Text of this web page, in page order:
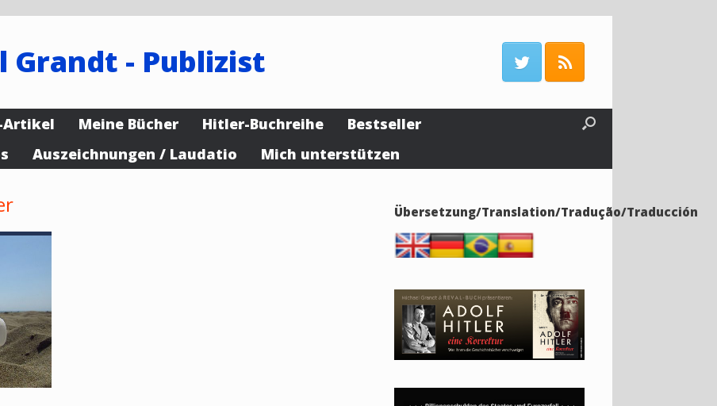
Grandt - Publizist
Artikel Meine Bücher Hitler-Buchreihe
Bestseller
Auszeichnungen / Laudatio Mich unterstützen
Übersetzung/Translation/Tradução/Traducción